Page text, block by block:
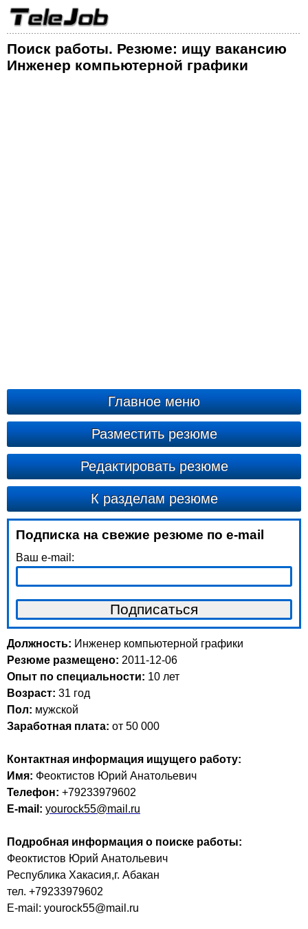
Поиск работы. Резюме: ищу вакансию
Инженер компьютерной графики
Главное меню
Разместить резюме
Редактировать резюме
К разделам резюме
Подписка на свежие резюме по e-mail
Ваш e-mail:
Должность: Инженер компьютерной графики
Резюме размещено: 2011-12-06
Опыт по специальности: 10 лет
Возраст: 31 год
Пол: мужской
Заработная плата: от 50 000
Контактная информация ищущего работу:
Имя: Феоктистов Юрий Анатольевич
Телефон: +79233979602
E-mail: yourock55@mail.ru
Подробная информация о поиске работы:
Феоктистов Юрий Анатольевич
Республика Хакасия,г. Абакан
тел. +79233979602
E-mail: yourock55@mail.ru